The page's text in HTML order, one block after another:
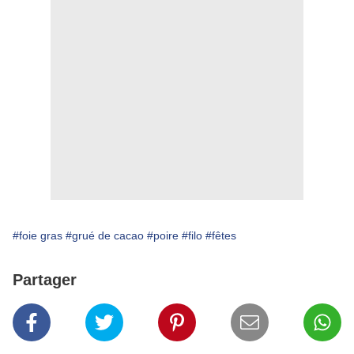
#foie gras #grué de cacao #poire #filo #fêtes
Partager